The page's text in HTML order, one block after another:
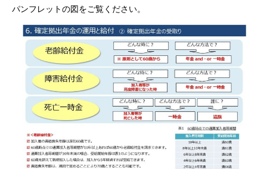
パンフレットの図をご覧ください。